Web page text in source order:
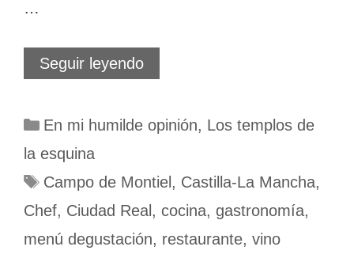
…
Seguir leyendoEl
Coto
Don
un
Tesla
Categorías
En mi humilde opinión, Los templos de
la esquina
Etiquetas
Campo de Montiel , Castilla-La Mancha,
Chef, Ciudad Real , cocina, gastronomía,
menú degustación, restaurante, vino